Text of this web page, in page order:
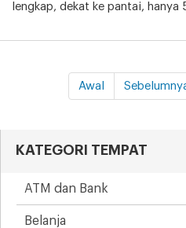
lengkap, dekat ke pantai, hanya
Awal
KATEGORI TEMPAT
ATM dan Bank
Belanja